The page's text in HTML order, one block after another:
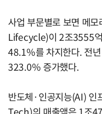
사업 부문별로 보면 메
Lifecycle)이 2조3555
48.1%를 차지한다. 전
323.0% 증가했다.
반도체·인공지능(AI) 인